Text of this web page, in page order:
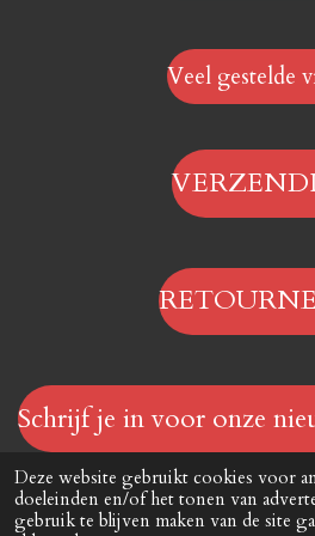
Deze website gebruikt cookies voor
doeleinden en/of het tonen van
gebruik te blijven maken van de site
Veel gestelde
Schrijf je in voor onze
© 2023 - 2026 Hengelsportwinkel.online
Powered by JouwWeb